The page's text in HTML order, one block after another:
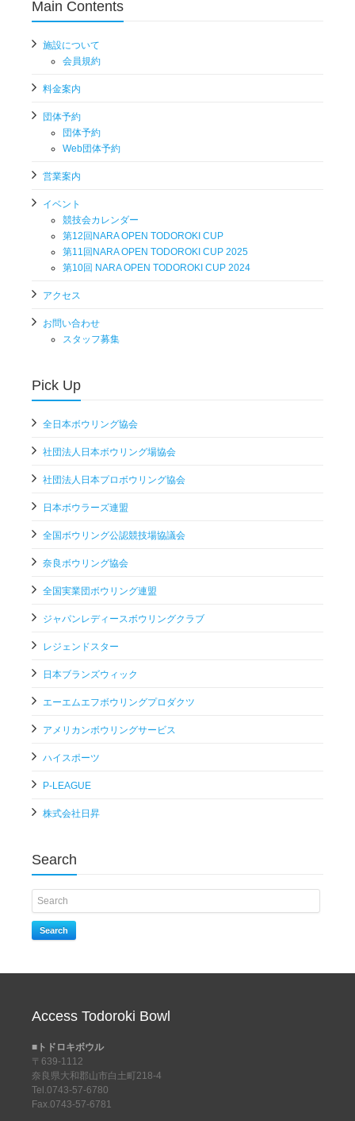
Main Contents
施設について
会員規約
料金案内
団体予約
団体予約
Web団体予約
営業案内
イベント
競技会カレンダー
第12回NARA OPEN TODOROKI CUP
第11回NARA OPEN TODOROKI CUP 2025
第10回 NARA OPEN TODOROKI CUP 2024
アクセス
お問い合わせ
スタッフ募集
Pick Up
全日本ボウリング協会
社団法人日本ボウリング場協会
社団法人日本プロボウリング協会
日本ボウラーズ連盟
全国ボウリング公認競技場協議会
奈良ボウリング協会
全国実業団ボウリング連盟
ジャパンレディースボウリングクラブ
レジェンドスター
日本ブランズウィック
エーエムエフボウリングプロダクツ
アメリカンボウリングサービス
ハイスポーツ
P-LEAGUE
株式会社日昇
Search
Search
Access Todoroki Bowl
■トドロキボウル
〒639-1112
奈良県大和郡山市白土町218-4
Tel.0743-57-6780
Fax.0743-57-6781